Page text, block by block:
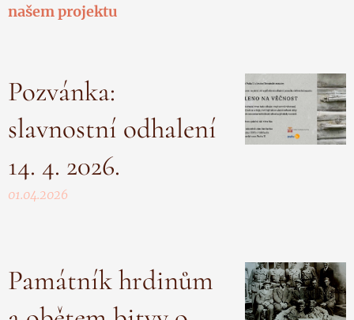
našem projektu
Pozvánka:
slavnostní odhalení
14. 4. 2026.
01.04.2026
Památník hrdinům